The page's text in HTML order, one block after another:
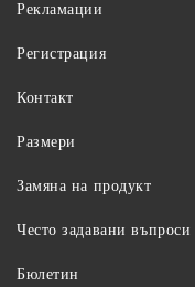
Рекламации
Регистрация
Контакт
Размери
Замяна на продукт
Често задавани въпроси
Бюлетин